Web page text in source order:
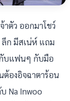
าตัว ออกมาโชว์
ลึก มีสเน่ห์ แถม
บแฟนๆ กับมือ
ต้องอิจฉาตาร้อน
Na Inwoo